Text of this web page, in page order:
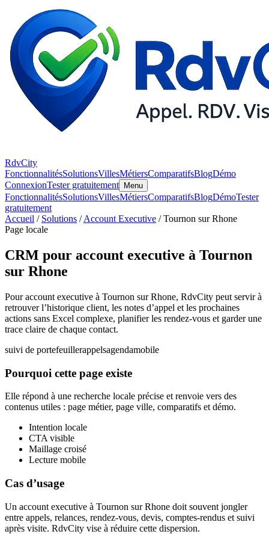
RdvCity
FonctionnalitésSolutionsVillesMétiersComparatifsBlogDémo
ConnexionTester gratuitement Menu
FonctionnalitésSolutionsVillesMétiersComparatifsBlogDémoTester
gratuitement
Accueil / Solutions /Account Executive / Tournon sur Rhone
Page locale
CRM pour account executive à Tournon
sur Rhone
Pour account executive à Tournon sur Rhone, RdvCity peut servir à
retrouver l’historique client, les notes d’appel et les prochaines
actions sans Excel complexe, planifier les rendez-vous et garder une
trace claire de chaque contact.
suivi de portefeuillerappelsagendamobile
Pourquoi cette page existe
Elle répond à une recherche locale précise et renvoie vers des
contenus utiles : page métier, page ville, comparatifs et démo.
Intention locale
CTA visible
Maillage croisé
Lecture mobile
Cas d’usage
Un account executive à Tournon sur Rhone doit souvent jongler
entre appels, relances, rendez-vous, devis, comptes-rendus et suivi
après visite. RdvCity vise à réduire cette dispersion.